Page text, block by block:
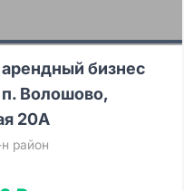
бизнес
Волошово,
20А
район